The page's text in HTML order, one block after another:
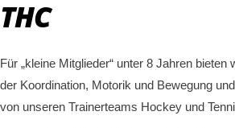
THC
Für „kleine Mitglieder“ unter 8 Jahren bieten
der Koordination, Motorik und Bewegung
von unseren Trainerteams Hockey und